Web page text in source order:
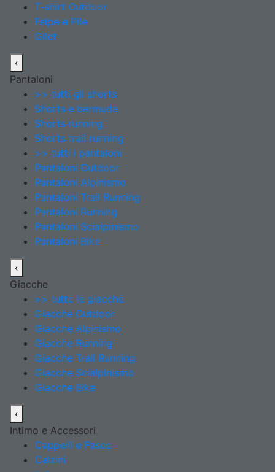
T-shirt Outdoor
Felpe e Pile
Gilet
‹
Pantaloni
>> tutti gli shorts
Shorts e bermuda
Shorts running
Shorts trail running
>> tutti i pantaloni
Pantaloni Outdoor
Pantaloni Alpinismo
Pantaloni Trail Running
Pantaloni Running
Pantaloni Scialpinismo
Pantaloni Bike
‹
Giacche
>> tutte le giacche
Giacche Outdoor
Giacche Alpinismo
Giacche Running
Giacche Trail Running
Giacche Scialpinismo
Giacche Bike
‹
Intimo e Accessori
Cappelli e Fasce
Calzini